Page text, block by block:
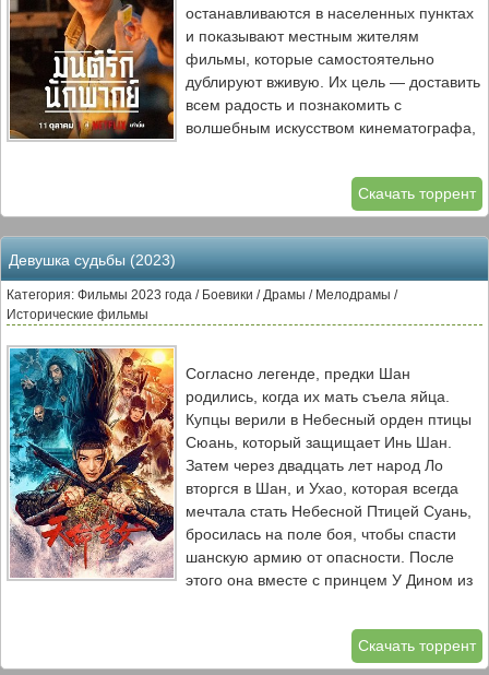
останавливаются в населенных пунктах
и показывают местным жителям
фильмы, которые самостоятельно
дублируют вживую. Их цель — доставить
всем радость и познакомить с
волшебным искусством кинематографа,
трудностями и обманом.
Скачать торрент
Девушка судьбы (2023)
Категория: Фильмы 2023 года / Боевики / Драмы / Мелодрамы /
Исторические фильмы
Согласно легенде, предки Шан
родились, когда их мать съела яйца.
Купцы верили в Небесный орден птицы
Сюань, который защищает Инь Шан.
Затем через двадцать лет народ Ло
вторгся в Шан, и Ухао, которая всегда
мечтала стать Небесной Птицей Суань,
бросилась на поле боя, чтобы спасти
шанскую армию от опасности. После
этого она вместе с принцем У Дином из
Скачать торрент